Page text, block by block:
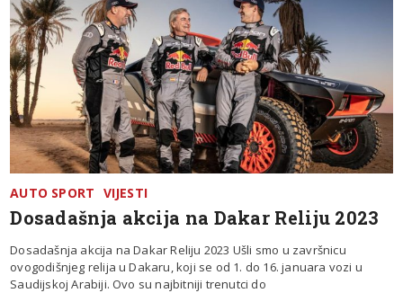
AUTO SPORT VIJESTI
Dosadašnja akcija na Dakar Reliju 2023
Dosadašnja akcija na Dakar Reliju 2023 Ušli smo u završnicu
ovogodišnjeg relija u Dakaru, koji se od 1. do 16. januara vozi u
Saudijskoj Arabiji. Ovo su najbitniji trenutci do